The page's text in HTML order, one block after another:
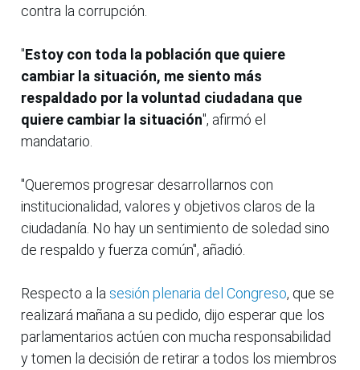
contra la corrupción.
"Estoy con toda la población que quiere
cambiar la situación, me siento más
respaldado por la voluntad ciudadana que
quiere cambiar la situación", afirmó el
mandatario.
"Queremos progresar desarrollarnos con
institucionalidad, valores y objetivos claros de la
ciudadanía. No hay un sentimiento de soledad sino
de respaldo y fuerza común", añadió.
Respecto a la sesión plenaria del Congreso, que se
realizará mañana a su pedido, dijo esperar que los
parlamentarios actúen con mucha responsabilidad
y tomen la decisión de retirar a todos los miembros